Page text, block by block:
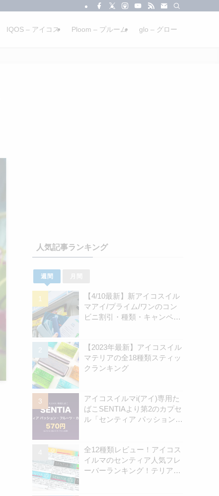
IQOS – アイコス Ploom – プルーム glo – グロー
人気記事ランキング
週間
【4/10最新】新アイコスイル
マアイ/プライム/ワンのコン
ビニ割引・種類・キャンペー
【2023年最新】アイコスイル
マテリアの全18種類スティッ
クランキング
アイコスイルマi(アイ)専用た
ばこSENTIAより第2のカプセ
ル「センティア パッション・
柄 | アイコスさん
全12種類レビュー！アイコス
イルマのセンティア人気フレ
ーバーランキング！テリアと